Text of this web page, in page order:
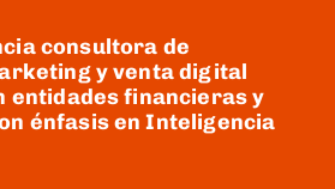
consultora de
y venta digital
entidades financieras y
énfasis en Inteligencia